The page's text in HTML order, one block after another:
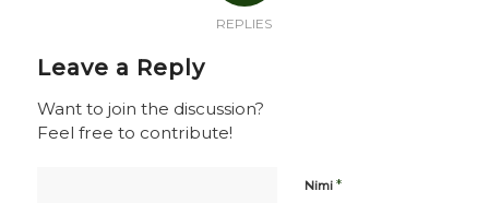
REPLIES
Leave a Reply
Want to join the discussion?
Feel free to contribute!
Nimi *